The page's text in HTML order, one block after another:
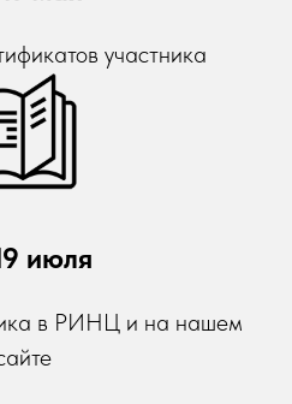
участника
июля
в РИНЦ и на нашем